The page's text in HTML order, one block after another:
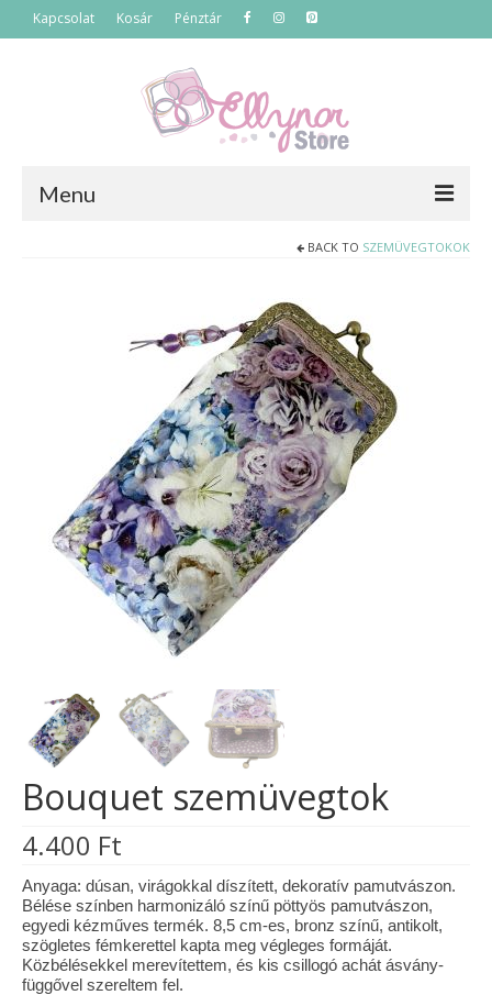
Kapcsolat Kosár Pénztár
Menu
Szettek
Akciós termékek
Táskák
Neszeszerek
Tárcák
Szemüvegtokok
Zsebkendő tartók
Bankkártya tartók
Tolltartók
Mobiltelefon tartók
Tote bag
Piactér
Kosár
Galéria
Hasznos információk
BACK TO SZEMÜVEGTOKOK
Bouquet szemüvegtok
4.400 Ft
Anyaga: dúsan, virágokkal díszített, dekoratív pamutvászon.
Bélése színben harmonizáló színű pöttyös pamutvászon,
egyedi kézműves termék. 8,5 cm-es, bronz színű, antikolt,
szögletes fémkerettel kapta meg végleges formáját.
Közbélésekkel merevítettem, és kis csillogó achát ásvány-
függővel szereltem fel.